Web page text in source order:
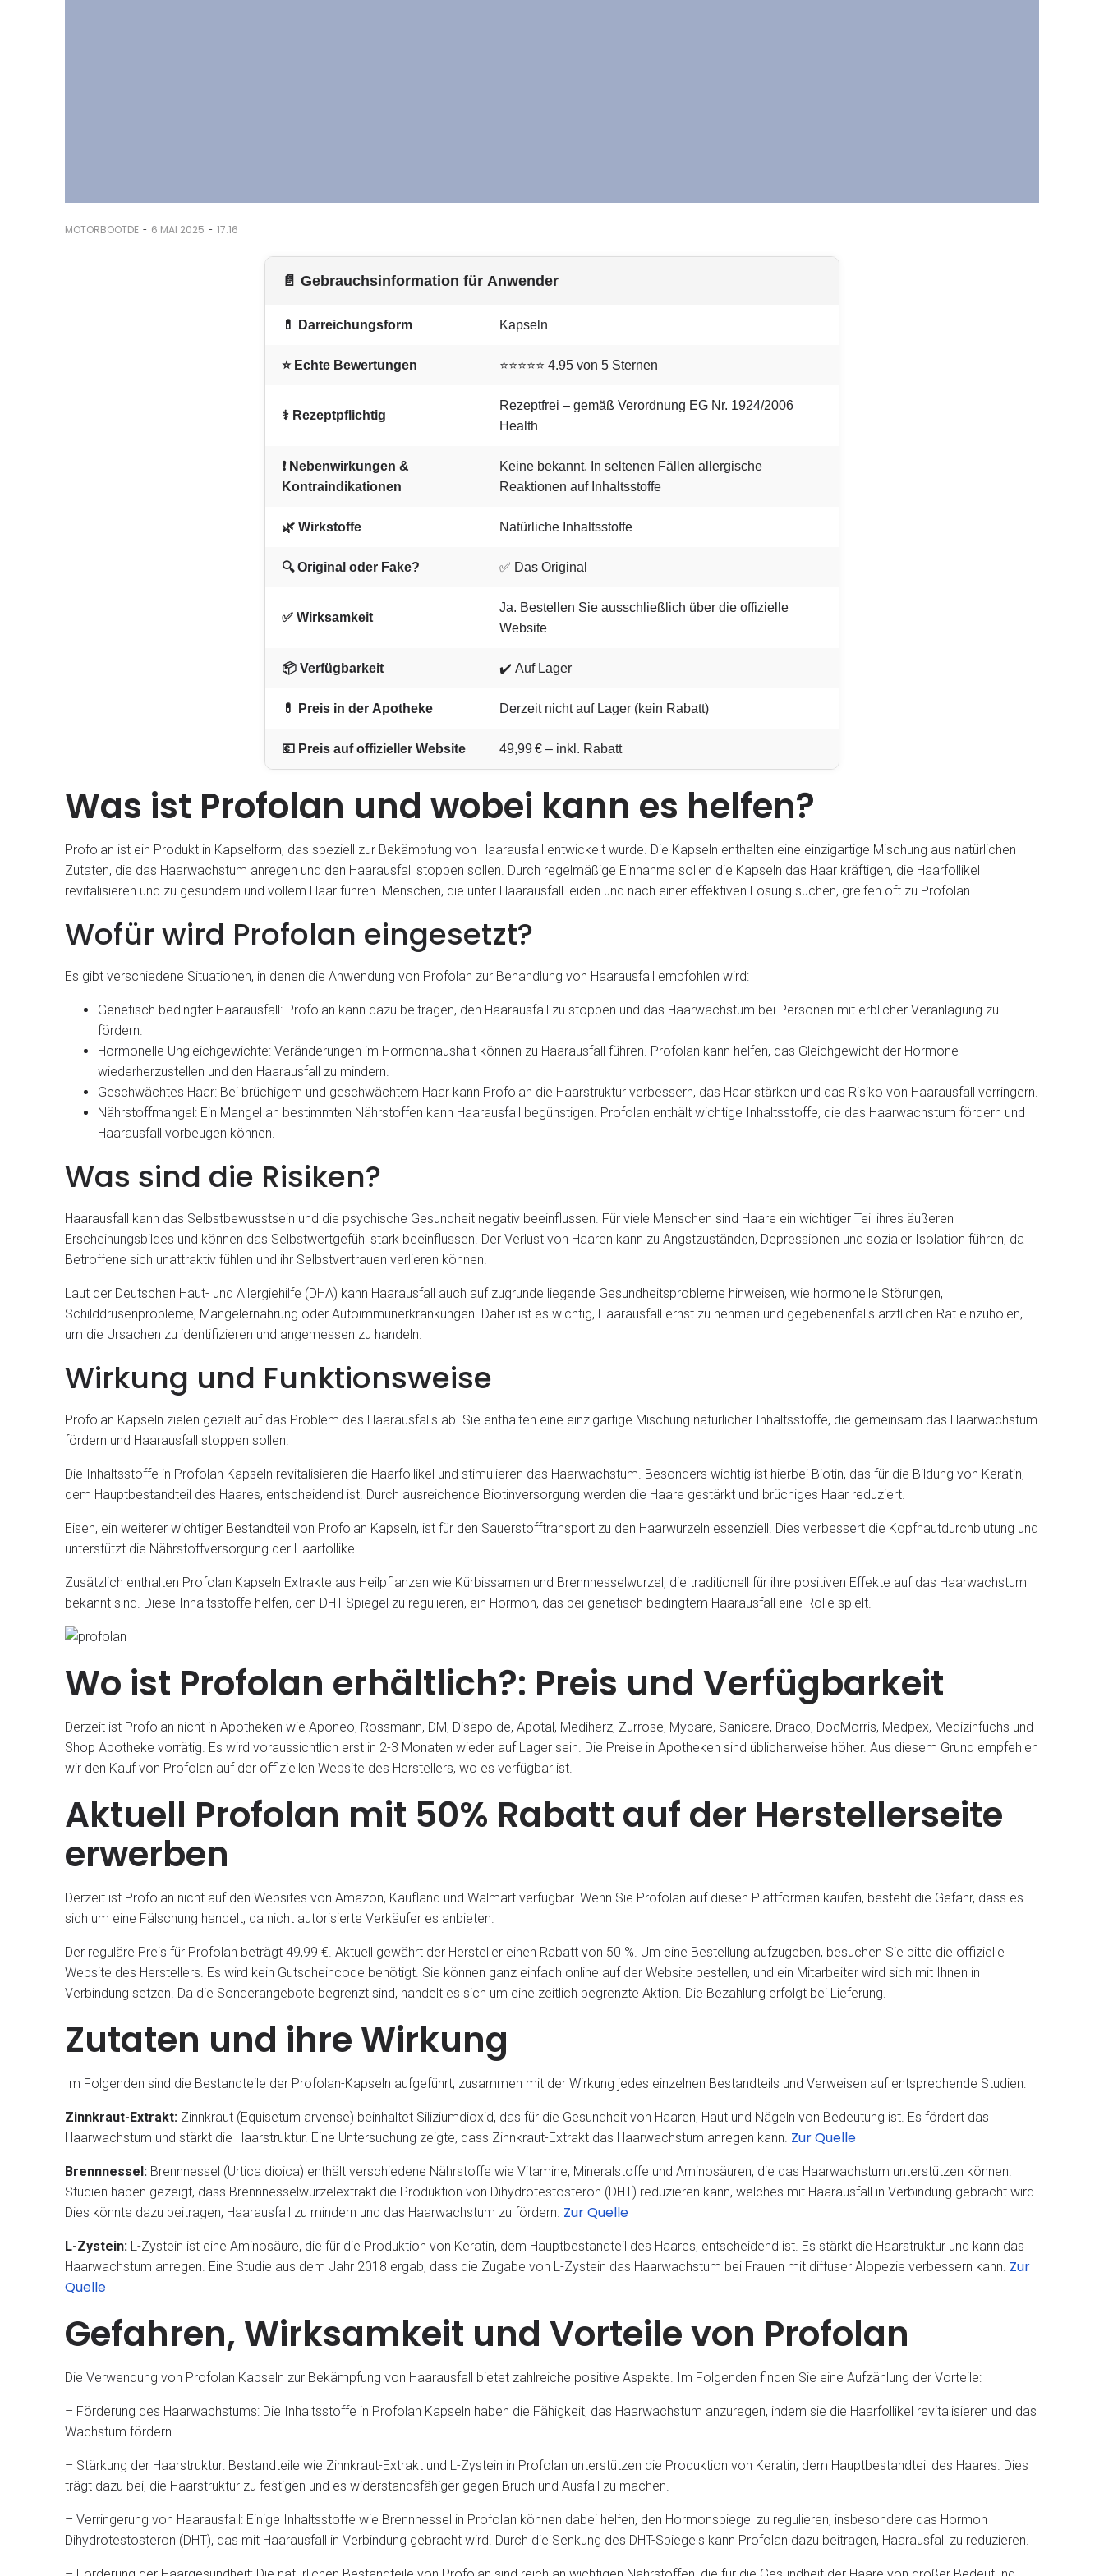
MOTORBOOTDE - 6 MAI 2025 - 17:16
📄 Gebrauchsinformation für Anwender
💊 Darreichungsform Kapseln
⭐ Echte Bewertungen ⭐⭐⭐⭐⭐ 4.95 von 5 Sternen
⚕️ Rezeptpflichtig
Rezeptfrei – gemäß Verordnung EG Nr. 1924/2006
Health
❗ Nebenwirkungen &
Kontraindikationen
Keine bekannt. In seltenen Fällen allergische
Reaktionen auf Inhaltsstoffe
🌿 Wirkstoffe Natürliche Inhaltsstoffe
🔍 Original oder Fake? ✅ Das Original
✅ Wirksamkeit
Ja. Bestellen Sie ausschließlich über die offizielle
Website
📦 Verfügbarkeit ✔️ Auf Lager
💊 Preis in der Apotheke Derzeit nicht auf Lager (kein Rabatt)
💶 Preis auf offizieller Website 49,99 € – inkl. Rabatt
Was ist Profolan und wobei kann es helfen?
Profolan ist ein Produkt in Kapselform, das speziell zur Bekämpfung von Haarausfall entwickelt wurde. Die Kapseln enthalten eine einzigartige Mischung aus natürlichen
Zutaten, die das Haarwachstum anregen und den Haarausfall stoppen sollen. Durch regelmäßige Einnahme sollen die Kapseln das Haar kräftigen, die Haarfollikel
revitalisieren und zu gesundem und vollem Haar führen. Menschen, die unter Haarausfall leiden und nach einer effektiven Lösung suchen, greifen oft zu Profolan.
Wofür wird Profolan eingesetzt?
Es gibt verschiedene Situationen, in denen die Anwendung von Profolan zur Behandlung von Haarausfall empfohlen wird:
Genetisch bedingter Haarausfall: Profolan kann dazu beitragen, den Haarausfall zu stoppen und das Haarwachstum bei Personen mit erblicher Veranlagung zu
fördern.
Hormonelle Ungleichgewichte: Veränderungen im Hormonhaushalt können zu Haarausfall führen. Profolan kann helfen, das Gleichgewicht der Hormone
wiederherzustellen und den Haarausfall zu mindern.
Geschwächtes Haar: Bei brüchigem und geschwächtem Haar kann Profolan die Haarstruktur verbessern, das Haar stärken und das Risiko von Haarausfall verringern.
Nährstoffmangel: Ein Mangel an bestimmten Nährstoffen kann Haarausfall begünstigen. Profolan enthält wichtige Inhaltsstoffe, die das Haarwachstum fördern und
Haarausfall vorbeugen können.
Was sind die Risiken?
Haarausfall kann das Selbstbewusstsein und die psychische Gesundheit negativ beeinflussen. Für viele Menschen sind Haare ein wichtiger Teil ihres äußeren
Erscheinungsbildes und können das Selbstwertgefühl stark beeinflussen. Der Verlust von Haaren kann zu Angstzuständen, Depressionen und sozialer Isolation führen, da
Betroffene sich unattraktiv fühlen und ihr Selbstvertrauen verlieren können.
Laut der Deutschen Haut- und Allergiehilfe (DHA) kann Haarausfall auch auf zugrunde liegende Gesundheitsprobleme hinweisen, wie hormonelle Störungen,
Schilddrüsenprobleme, Mangelernährung oder Autoimmunerkrankungen. Daher ist es wichtig, Haarausfall ernst zu nehmen und gegebenenfalls ärztlichen Rat einzuholen,
um die Ursachen zu identifizieren und angemessen zu handeln.
Wirkung und Funktionsweise
Profolan Kapseln zielen gezielt auf das Problem des Haarausfalls ab. Sie enthalten eine einzigartige Mischung natürlicher Inhaltsstoffe, die gemeinsam das Haarwachstum
fördern und Haarausfall stoppen sollen.
Die Inhaltsstoffe in Profolan Kapseln revitalisieren die Haarfollikel und stimulieren das Haarwachstum. Besonders wichtig ist hierbei Biotin, das für die Bildung von Keratin,
dem Hauptbestandteil des Haares, entscheidend ist. Durch ausreichende Biotinversorgung werden die Haare gestärkt und brüchiges Haar reduziert.
Eisen, ein weiterer wichtiger Bestandteil von Profolan Kapseln, ist für den Sauerstofftransport zu den Haarwurzeln essenziell. Dies verbessert die Kopfhautdurchblutung und
unterstützt die Nährstoffversorgung der Haarfollikel.
Zusätzlich enthalten Profolan Kapseln Extrakte aus Heilpflanzen wie Kürbissamen und Brennnesselwurzel, die traditionell für ihre positiven Effekte auf das Haarwachstum
bekannt sind. Diese Inhaltsstoffe helfen, den DHT-Spiegel zu regulieren, ein Hormon, das bei genetisch bedingtem Haarausfall eine Rolle spielt.
Wo ist Profolan erhältlich?: Preis und Verfügbarkeit
Derzeit ist Profolan nicht in Apotheken wie Aponeo, Rossmann, DM, Disapo de, Apotal, Mediherz, Zurrose, Mycare, Sanicare, Draco, DocMorris, Medpex, Medizinfuchs und
Shop Apotheke vorrätig. Es wird voraussichtlich erst in 2-3 Monaten wieder auf Lager sein. Die Preise in Apotheken sind üblicherweise höher. Aus diesem Grund empfehlen
wir den Kauf von Profolan auf der offiziellen Website des Herstellers, wo es verfügbar ist.
Aktuell Profolan mit 50% Rabatt auf der Herstellerseite
erwerben
Derzeit ist Profolan nicht auf den Websites von Amazon, Kaufland und Walmart verfügbar. Wenn Sie Profolan auf diesen Plattformen kaufen, besteht die Gefahr, dass es
sich um eine Fälschung handelt, da nicht autorisierte Verkäufer es anbieten.
Der reguläre Preis für Profolan beträgt 49,99 €. Aktuell gewährt der Hersteller einen Rabatt von 50 %. Um eine Bestellung aufzugeben, besuchen Sie bitte die offizielle
Website des Herstellers. Es wird kein Gutscheincode benötigt. Sie können ganz einfach online auf der Website bestellen, und ein Mitarbeiter wird sich mit Ihnen in
Verbindung setzen. Da die Sonderangebote begrenzt sind, handelt es sich um eine zeitlich begrenzte Aktion. Die Bezahlung erfolgt bei Lieferung.
Zutaten und ihre Wirkung
Im Folgenden sind die Bestandteile der Profolan-Kapseln aufgeführt, zusammen mit der Wirkung jedes einzelnen Bestandteils und Verweisen auf entsprechende Studien:
Zinnkraut-Extrakt: Zinnkraut (Equisetum arvense) beinhaltet Siliziumdioxid, das für die Gesundheit von Haaren, Haut und Nägeln von Bedeutung ist. Es fördert das
Haarwachstum und stärkt die Haarstruktur. Eine Untersuchung zeigte, dass Zinnkraut-Extrakt das Haarwachstum anregen kann. Zur Quelle
Brennnessel: Brennnessel (Urtica dioica) enthält verschiedene Nährstoffe wie Vitamine, Mineralstoffe und Aminosäuren, die das Haarwachstum unterstützen können.
Studien haben gezeigt, dass Brennnesselwurzelextrakt die Produktion von Dihydrotestosteron (DHT) reduzieren kann, welches mit Haarausfall in Verbindung gebracht wird.
Dies könnte dazu beitragen, Haarausfall zu mindern und das Haarwachstum zu fördern. Zur Quelle
L-Zystein: L-Zystein ist eine Aminosäure, die für die Produktion von Keratin, dem Hauptbestandteil des Haares, entscheidend ist. Es stärkt die Haarstruktur und kann das
Haarwachstum anregen. Eine Studie aus dem Jahr 2018 ergab, dass die Zugabe von L-Zystein das Haarwachstum bei Frauen mit diffuser Alopezie verbessern kann. Zur
Quelle
Gefahren, Wirksamkeit und Vorteile von Profolan
Die Verwendung von Profolan Kapseln zur Bekämpfung von Haarausfall bietet zahlreiche positive Aspekte. Im Folgenden finden Sie eine Aufzählung der Vorteile:
– Förderung des Haarwachstums: Die Inhaltsstoffe in Profolan Kapseln haben die Fähigkeit, das Haarwachstum anzuregen, indem sie die Haarfollikel revitalisieren und das
Wachstum fördern.
– Stärkung der Haarstruktur: Bestandteile wie Zinnkraut-Extrakt und L-Zystein in Profolan unterstützen die Produktion von Keratin, dem Hauptbestandteil des Haares. Dies
trägt dazu bei, die Haarstruktur zu festigen und es widerstandsfähiger gegen Bruch und Ausfall zu machen.
– Verringerung von Haarausfall: Einige Inhaltsstoffe wie Brennnessel in Profolan können dabei helfen, den Hormonspiegel zu regulieren, insbesondere das Hormon
Dihydrotestosteron (DHT), das mit Haarausfall in Verbindung gebracht wird. Durch die Senkung des DHT-Spiegels kann Profolan dazu beitragen, Haarausfall zu reduzieren.